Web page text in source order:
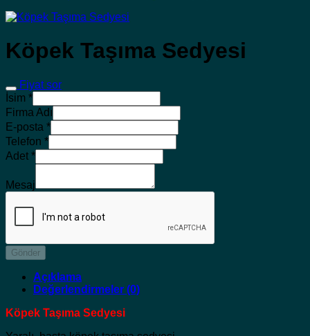
Köpek Taşıma Sedyesi
Fiyat sor
İsim *
Firma Adı
E-posta *
Telefon *
Adet *
Mesaj
Gönder
Açıklama
Değerlendirmeler (0)
Köpek Taşıma Sedyesi